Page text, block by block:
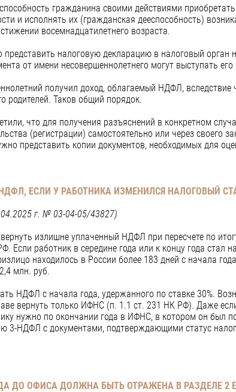
гражданина своими действиями
и исполнять их (гражданская дееспособность)
восемнадцатилетнего возраста.
налоговую декларацию в налоговый орган
от имени несовершеннолетнего могут выступать
получил доход, облагаемый НДФЛ,
родителей. Таков общий порядок.
что для получения разъяснений в конкретном
(регистрации) самостоятельно или через своего
представить копии документов, необходимых для
ЕСЛИ У РАБОТНИКА ИЗМЕНИЛСЯ НАЛОГОВЫЙ
г. № 03-04-05/43827)
излишне уплаченный НДФЛ при пересчете по
Если работник в середине года или к концу года
находилось в России более 183 дней с начала
млн. руб.
НДФЛ с начала года, удержанного по ставке 30%.
вернуть только ИФНС (п. 1.1 ст. 231 НК РФ). Даже
нужно по окончании года в ИФНС, в котором он был
3-НДФЛ с документами, подтверждающими статус
ДО ОФИСА ДОЛЖНА БЫТЬ ОТРАЖЕНА В РАЗДЕЛЕ 2